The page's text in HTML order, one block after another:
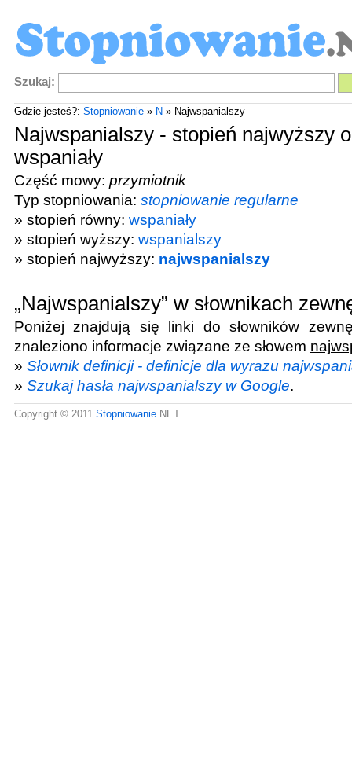
Szukaj:
Gdzie jesteś?: Stopniowanie» N » Najwspanialszy
Najwspanialszy - stopień najwyższy
wspaniały
Część mowy: przymiotnik
Typ stopniowania: stopniowanie regularne
» stopień równy: wspaniały
» stopień wyższy: wspanialszy
» stopień najwyższy: najwspanialszy
„Najwspanialszy” w słownikach
Poniżej znajdują się linki do słowników
znaleziono informacje związane ze słowem
» Słownik definicji - definicje dla wyrazu
» Szukaj hasła najwspanialszy w Google.
Copyright © 2011 Stopniowanie.NET